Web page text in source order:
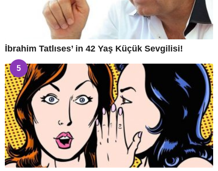
İbrahim Tatlıses’ in 42 Yaş Küçük Sevgilisi!
5